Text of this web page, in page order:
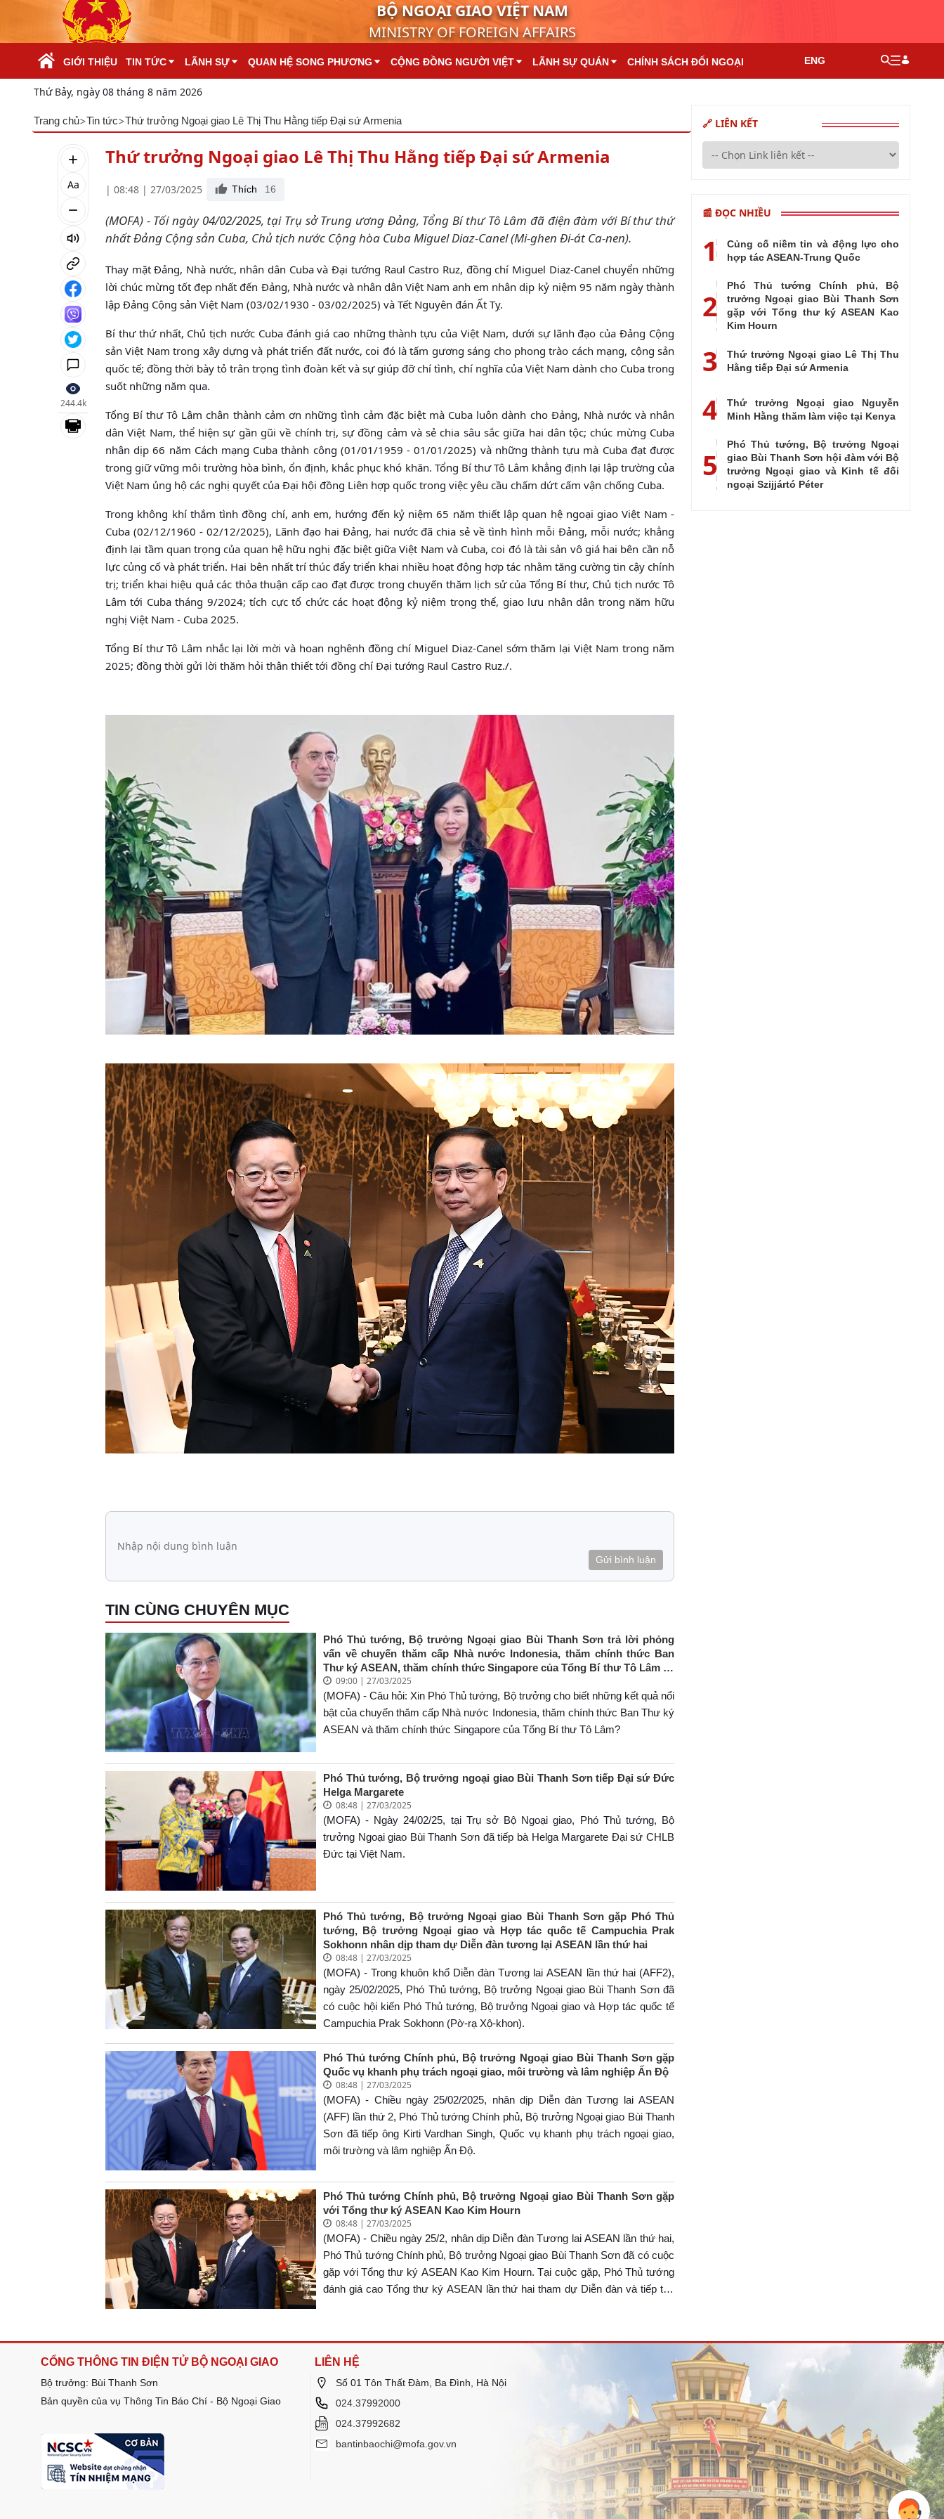
Skip to Main Content BỘ NGOẠI GIAO VIỆT NAM
MINISTRY OF FOREIGN AFFAIRS
GIỚI THIỆU TIN TỨC LÃNH SỰ QUAN HỆ SONG PHƯƠNG CỘNG ĐỒNG NGƯỜI VIỆT LÃNH SỰ QUÁN CHÍNH SÁCH ĐỐI NGOẠI ENG
Thứ Bảy, ngày 08 tháng 8 năm 2026
Trang chủ>Tin tức>Thứ trưởng Ngoại giao Lê Thị Thu Hằng tiếp Đại sứ Armenia
Aa
244.4k
Thứ trưởng Ngoại giao Lê Thị Thu Hằng tiếp Đại sứ Armenia
| 08:48 | 27/03/2025 Thích 16
(MOFA) - Tối ngày 04/02/2025, tại Trụ sở Trung ương Đảng, Tổng Bí thư Tô Lâm đã điện đàm với Bí thư thứ
nhất Đảng Cộng sản Cuba, Chủ tịch nước Cộng hòa Cuba Miguel Diaz-Canel (Mi-ghen Đi-át Ca-nen).
Thay mặt Đảng, Nhà nước, nhân dân Cuba và Đại tướng Raul Castro Ruz, đồng chí Miguel Diaz-Canel chuyển những
lời chúc mừng tốt đẹp nhất đến Đảng, Nhà nước và nhân dân Việt Nam anh em nhân dịp kỷ niệm 95 năm ngày thành
lập Đảng Cộng sản Việt Nam (03/02/1930 - 03/02/2025) và Tết Nguyên đán Ất Tỵ.
Bí thư thứ nhất, Chủ tịch nước Cuba đánh giá cao những thành tựu của Việt Nam, dưới sự lãnh đạo của Đảng Cộng
sản Việt Nam trong xây dựng và phát triển đất nước, coi đó là tấm gương sáng cho phong trào cách mạng, cộng sản
quốc tế; đồng thời bày tỏ trân trọng tình đoàn kết và sự giúp đỡ chí tình, chí nghĩa của Việt Nam dành cho Cuba trong
suốt những năm qua.
Tổng Bí thư Tô Lâm chân thành cảm ơn những tình cảm đặc biệt mà Cuba luôn dành cho Đảng, Nhà nước và nhân
dân Việt Nam, thể hiện sự gần gũi về chính trị, sự đồng cảm và sẻ chia sâu sắc giữa hai dân tộc; chúc mừng Cuba
nhân dịp 66 năm Cách mạng Cuba thành công (01/01/1959 - 01/01/2025) và những thành tựu mà Cuba đạt được
trong giữ vững môi trường hòa bình, ổn định, khắc phục khó khăn. Tổng Bí thư Tô Lâm khẳng định lại lập trường của
Việt Nam ủng hộ các nghị quyết của Đại hội đồng Liên hợp quốc trong việc yêu cầu chấm dứt cấm vận chống Cuba.
Trong không khí thắm tình đồng chí, anh em, hướng đến kỷ niệm 65 năm thiết lập quan hệ ngoại giao Việt Nam -
Cuba (02/12/1960 - 02/12/2025), Lãnh đạo hai Đảng, hai nước đã chia sẻ về tình hình mỗi Đảng, mỗi nước; khẳng
định lại tầm quan trọng của quan hệ hữu nghị đặc biệt giữa Việt Nam và Cuba, coi đó là tài sản vô giá hai bên cần nỗ
lực củng cố và phát triển. Hai bên nhất trí thúc đẩy triển khai nhiều hoạt động hợp tác nhằm tăng cường tin cậy chính
trị; triển khai hiệu quả các thỏa thuận cấp cao đạt được trong chuyến thăm lịch sử của Tổng Bí thư, Chủ tịch nước Tô
Lâm tới Cuba tháng 9/2024; tích cực tổ chức các hoạt động kỷ niệm trọng thể, giao lưu nhân dân trong năm hữu
nghị Việt Nam - Cuba 2025.
Tổng Bí thư Tô Lâm nhắc lại lời mời và hoan nghênh đồng chí Miguel Diaz-Canel sớm thăm lại Việt Nam trong năm
2025; đồng thời gửi lời thăm hỏi thân thiết tới đồng chí Đại tướng Raul Castro Ruz./.
Gửi bình luận
TIN CÙNG CHUYÊN MỤC
Phó Thủ tướng, Bộ trưởng Ngoại giao Bùi Thanh Sơn trả lời phỏng
vấn về chuyến thăm cấp Nhà nước Indonesia, thăm chính thức Ban
Thư ký ASEAN, thăm chính thức Singapore của Tổng Bí thư Tô Lâm và
Phu nhân cùng Đoàn đại biểu cấp cao Việt Nam
09:00 | 27/03/2025
(MOFA) - Câu hỏi: Xin Phó Thủ tướng, Bộ trưởng cho biết những kết quả nổi
bật của chuyến thăm cấp Nhà nước Indonesia, thăm chính thức Ban Thư ký
ASEAN và thăm chính thức Singapore của Tổng Bí thư Tô Lâm?
Phó Thủ tướng, Bộ trưởng ngoại giao Bùi Thanh Sơn tiếp Đại sứ Đức
Helga Margarete
08:48 | 27/03/2025
(MOFA) - Ngày 24/02/25, tại Trụ sở Bộ Ngoại giao, Phó Thủ tướng, Bộ
trưởng Ngoại giao Bùi Thanh Sơn đã tiếp bà Helga Margarete Đại sứ CHLB
Đức tại Việt Nam.
Phó Thủ tướng, Bộ trưởng Ngoại giao Bùi Thanh Sơn gặp Phó Thủ
tướng, Bộ trưởng Ngoại giao và Hợp tác quốc tế Campuchia Prak
Sokhonn nhân dịp tham dự Diễn đàn tương lại ASEAN lần thứ hai
08:48 | 27/03/2025
(MOFA) - Trong khuôn khổ Diễn đàn Tương lai ASEAN lần thứ hai (AFF2),
ngày 25/02/2025, Phó Thủ tướng, Bộ trưởng Ngoại giao Bùi Thanh Sơn đã
có cuộc hội kiến Phó Thủ tướng, Bộ trưởng Ngoại giao và Hợp tác quốc tế
Campuchia Prak Sokhonn (Pờ-rạ Xộ-khon).
Phó Thủ tướng Chính phủ, Bộ trưởng Ngoại giao Bùi Thanh Sơn gặp
Quốc vụ khanh phụ trách ngoại giao, môi trường và lâm nghiệp Ấn Độ
08:48 | 27/03/2025
(MOFA) - Chiều ngày 25/02/2025, nhân dịp Diễn đàn Tương lai ASEAN
(AFF) lần thứ 2, Phó Thủ tướng Chính phủ, Bộ trưởng Ngoại giao Bùi Thanh
Sơn đã tiếp ông Kirti Vardhan Singh, Quốc vụ khanh phụ trách ngoại giao,
môi trường và lâm nghiệp Ấn Độ.
Phó Thủ tướng Chính phủ, Bộ trưởng Ngoại giao Bùi Thanh Sơn gặp
với Tổng thư ký ASEAN Kao Kim Hourn
08:48 | 27/03/2025
(MOFA) - Chiều ngày 25/2, nhân dịp Diễn đàn Tương lai ASEAN lần thứ hai,
Phó Thủ tướng Chính phủ, Bộ trưởng Ngoại giao Bùi Thanh Sơn đã có cuộc
gặp với Tổng thư ký ASEAN Kao Kim Hourn. Tại cuộc gặp, Phó Thủ tướng
đánh giá cao Tổng thư ký ASEAN lần thứ hai tham dự Diễn đàn và tiếp tục
🔗 LIÊN KẾT
📰 ĐỌC NHIỀU
1
Củng cố niềm tin và động lực cho
hợp tác ASEAN-Trung Quốc
2
Phó Thủ tướng Chính phủ, Bộ
trưởng Ngoại giao Bùi Thanh Sơn
gặp với Tổng thư ký ASEAN Kao
Kim Hourn
3
Thứ trưởng Ngoại giao Lê Thị Thu
Hằng tiếp Đại sứ Armenia
4
Thứ trưởng Ngoại giao Nguyễn
Minh Hằng thăm làm việc tại Kenya
5
Phó Thủ tướng, Bộ trưởng Ngoại
giao Bùi Thanh Sơn hội đàm với Bộ
trưởng Ngoại giao và Kinh tế đối
ngoại Szijjártó Péter
CỔNG THÔNG TIN ĐIỆN TỬ BỘ NGOẠI GIAO
Bộ trưởng: Bùi Thanh Sơn
Bản quyền của vụ Thông Tin Báo Chí - Bộ Ngoại Giao
LIÊN HỆ
Số 01 Tôn Thất Đàm, Ba Đình, Hà Nội
024.37992000
024.37992682
bantinbaochi@mofa.gov.vn